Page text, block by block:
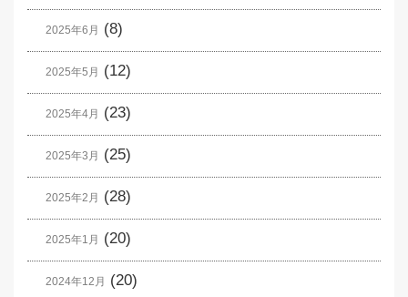
2025年6月 (8)
2025年5月 (12)
2025年4月 (23)
2025年3月 (25)
2025年2月 (28)
2025年1月 (20)
2024年12月 (20)